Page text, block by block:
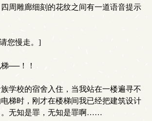
周雕廊细刻的花纹之间有一道语音提示
您慢走。]
──！！
学校的宿舍入住，当我站在一楼遍寻不
梯时，刚才在楼梯间我已经把建筑设计
。无知是罪，无知是罪啊……